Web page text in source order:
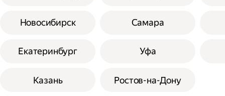
Новосибирск
Екатеринбург
Казань
Самара
Уфа
Ростов-на-Дону